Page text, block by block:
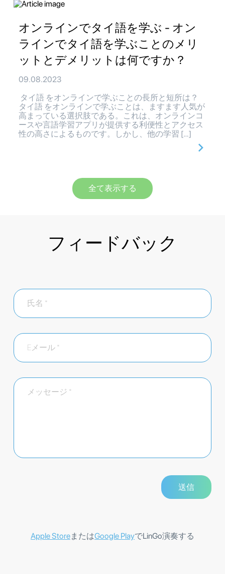
オンラインでタイ語を学ぶ - オン
ラインでタイ語を学ぶことのメリ
ットとデメリットは何ですか？
09.08.2023
タイ語 をオンラインで学ぶことの長所と短所は？
タイ語 をオンラインで学ぶことは、ますます人気が
高まっている選択肢である。これは、オンラインコ
ースや言語学習アプリが提供する利便性とアクセス
性の高さによるものです。しかし、他の学習 […]
全て表示する
フィードバック
Apple StoreまたはGoogle PlayでLinGo演奏する